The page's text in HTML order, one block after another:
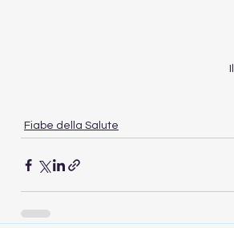
Fiabe della Salute